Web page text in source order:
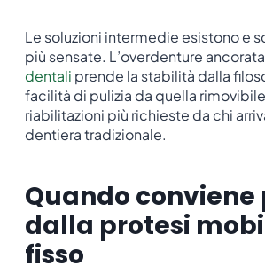
Le soluzioni intermedie esistono e
più sensate. L’overdenture
dentali prende la stabilità dalla
facilità di pulizia da quella
riabilitazioni più richieste da chi
dentiera tradizionale.
Quando conviene
dalla protesi
fisso